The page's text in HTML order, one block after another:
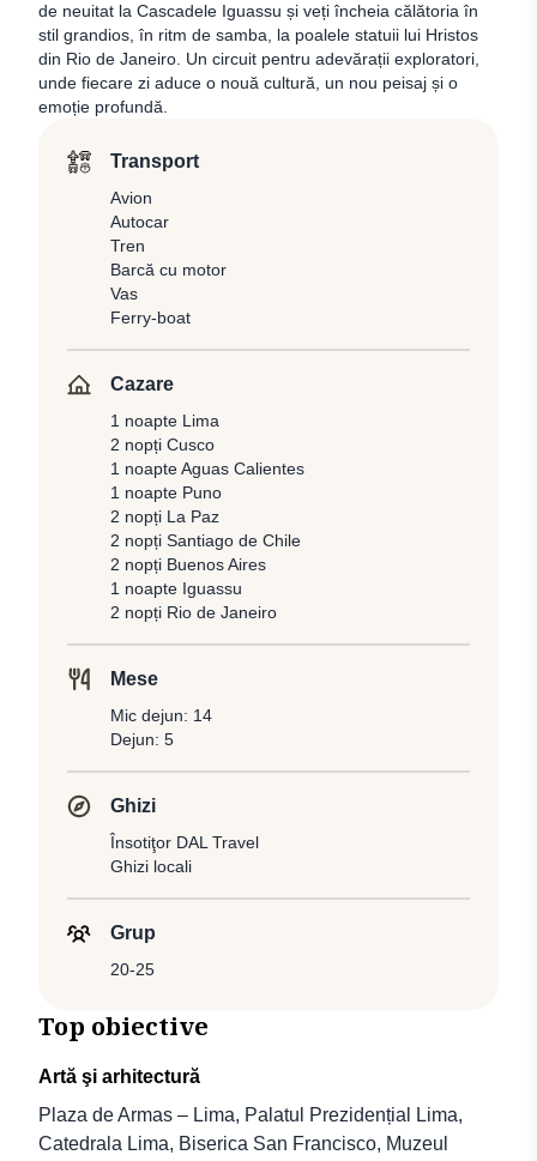
de neuitat la Cascadele Iguassu și veți încheia călătoria în
stil grandios, în ritm de samba, la poalele statuii lui Hristos
din Rio de Janeiro. Un circuit pentru adevărații exploratori,
unde fiecare zi aduce o nouă cultură, un nou peisaj și o
emoție profundă.
Transport
Avion
Autocar
Tren
Barcă cu motor
Vas
Ferry-boat
Cazare
1 noapte Lima
2 nopți Cusco
1 noapte Aguas Calientes
1 noapte Puno
2 nopți La Paz
2 nopți Santiago de Chile
2 nopți Buenos Aires
1 noapte Iguassu
2 nopți Rio de Janeiro
Mese
Mic dejun: 14
Dejun: 5
Ghizi
Însotiţor DAL Travel
Ghizi locali
Grup
20-25
Top obiective
Artă şi arhitectură
Plaza de Armas – Lima, Palatul Prezidențial Lima,
Catedrala Lima, Biserica San Francisco, Muzeul